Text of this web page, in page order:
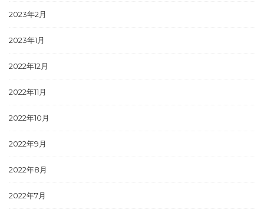
2023年2月
2023年1月
2022年12月
2022年11月
2022年10月
2022年9月
2022年8月
2022年7月